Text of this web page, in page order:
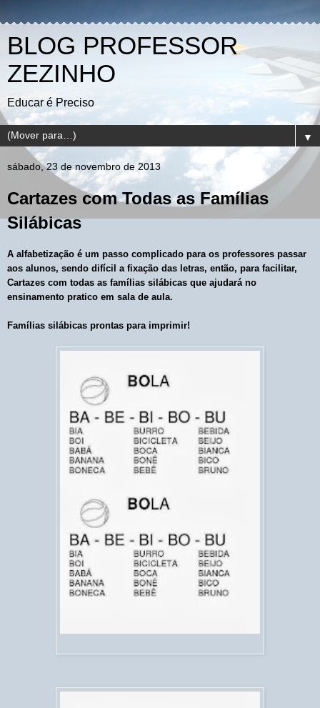
BLOG PROFESSOR
ZEZINHO
Educar é Preciso
▼
sábado, 23 de novembro de 2013
Cartazes com Todas as Famílias
Silábicas
A alfabetização é um passo complicado para os professores passar
aos alunos, sendo difícil a fixação das letras, então, para facilitar,
Cartazes com todas as famílias silábicas que ajudará no
ensinamento pratico em sala de aula.
Famílias silábicas prontas para imprimir!